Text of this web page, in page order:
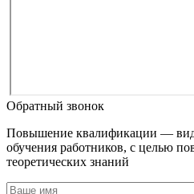
Обратный звонок
Повышение квалификации — вид
обучения работников, с целью
теоретических знаний